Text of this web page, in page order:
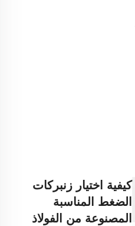
كيفية اختيار زنبركات
الضغط المناسبة
المصنوعة من الفولاذ